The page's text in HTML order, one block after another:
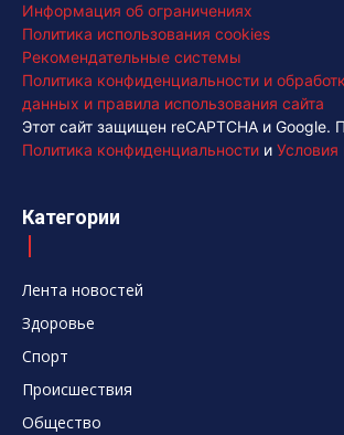
Информация об ограничениях
Политика использования cookies
Рекомендательные системы
Политика конфиденциальности и
данных и правила использования сайта
Этот сайт защищен reCAPTCHA и Google.
Политика конфиденциальности и Условия
Категории
Лента новостей
Здоровье
Спорт
Происшествия
Общество